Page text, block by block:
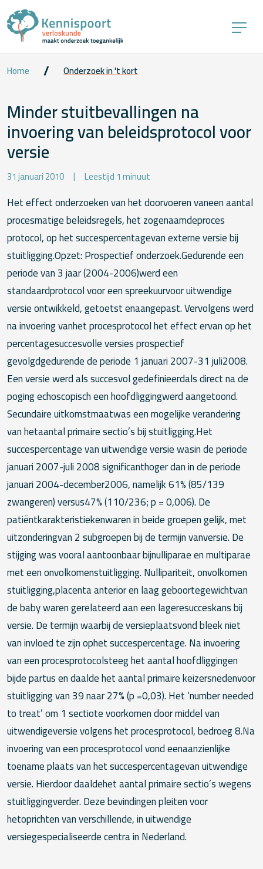
Home Onderzoek in 't kort
Minder stuitbevallingen na
invoering van beleidsprotocol voor
versie
31 januari 2010 Leestijd 1 minuut
Het effect onderzoeken van het doorvoeren vaneen aantal
procesmatige beleidsregels, het zogenaamdeproces
protocol, op het succespercentagevan externe versie bij
stuitligging.Opzet: Prospectief onderzoek.Gedurende een
periode van 3 jaar (2004-2006)werd een
standaardprotocol voor een spreekuurvoor uitwendige
versie ontwikkeld, getoetst enaangepast. Vervolgens werd
na invoering vanhet procesprotocol het effect ervan op het
percentagesuccesvolle versies prospectief
gevolgdgedurende de periode 1 januari 2007-31 juli2008.
Een versie werd als succesvol gedefinieerdals direct na de
poging echoscopisch een hoofdliggingwerd aangetoond.
Secundaire uitkomstmaatwas een mogelijke verandering
van hetaantal primaire sectio’s bij stuitligging.Het
succespercentage van uitwendige versie wasin de periode
januari 2007-juli 2008 significanthoger dan in de periode
januari 2004-december2006, namelijk 61% (85/139
zwangeren) versus47% (110/236; p = 0,006). De
patiëntkarakteristiekenwaren in beide groepen gelijk, met
uitzonderingvan 2 subgroepen bij de termijn vanversie. De
stijging was vooral aantoonbaar bijnulliparae en multiparae
met een onvolkomenstuitligging. Nullipariteit, onvolkomen
stuitligging,placenta anterior en laag geboortegewichtvan
de baby waren gerelateerd aan een lageresucceskans bij
versie. De termijn waarbij de versieplaatsvond bleek niet
van invloed te zijn ophet succespercentage. Na invoering
van een procesprotocolsteeg het aantal hoofdliggingen
bijde partus en daalde het aantal primaire keizersnedenvoor
stuitligging van 39 naar 27% (p =0,03). Het ‘number needed
to treat’ om 1 sectiote voorkomen door middel van
uitwendigeversie volgens het procesprotocol, bedroeg 8.Na
invoering van een procesprotocol vond eenaanzienlijke
toename plaats van het succespercentagevan uitwendige
versie. Hierdoor daaldehet aantal primaire sectio’s wegens
stuitliggingverder. Deze bevindingen pleiten voor
hetoprichten van verschillende, in uitwendige
versiegespecialiseerde centra in Nederland.